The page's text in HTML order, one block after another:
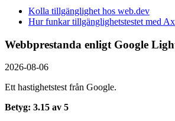
Kolla tillgänglighet hos web.dev
Hur funkar tillgänglighetstestet med
Webbprestanda enligt Google
2026-08-06
Ett hastighetstest från Google.
Betyg: 3.15 av 5